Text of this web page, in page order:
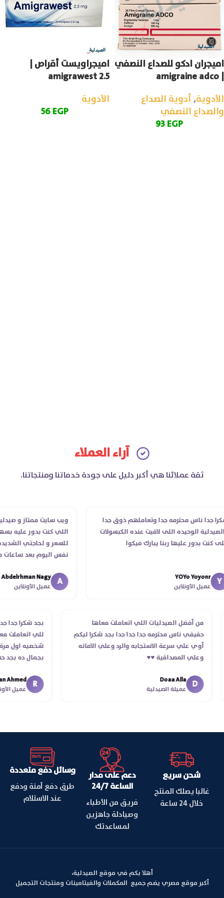
اميجران ادكو للصداع النصفي
| amigraine adco
الأدوية, أدوية الصداع
والصداع النصفي
93EGP
اميجراويست أقراص |
amigrawest 2.5
الأدوية
56EGP
آراء العملاء
ثقة عملائنا هي أكبر دليل على جودة خدماتنا ومنتجاتنا.
جدا ناس محترمه جدا وتعاملهم ذوق جدا
الوحيده اللى لاقيت عنده الكبسولات
بدور عليها ربنا يبارك فيكوا
YOYo Yoyonr
عميل الأونلاين
ويب سايت ممتاز و صيدليه
اللي كنت بدور عليه
للسعر و لحاجتي
نفس اليوم بعد ساعات
انتهاء موعد عمله ..فضل
استلمت ..شكرا جزيلا ليكم
A
Abdelrhman Nagy
عميل الأونلاين
من أفضل الصيدليات اللي اتعاملت معاها
حقيقي ناس محترمه جدا جدا جدا بجد شكرا ليكم
أوي علي سرعة الاستجابه والرد وعلي الامانه
وعلي المصداقية ♥️♥️‏
D
Doaa Alla
عميلة الصيدلية
بجد شكرا
للي
شخصيه اول
بجمال ده
اسكندرية
R
عميل
شحن سريع
غالبا يصلك المنتج
خلال 24 ساعة
دعم على مدار
الساعة 24/7
فريق من الأطباء
وصيادلة جاهزين
لمساعدتك
وسائل دفع متعددة
طرق دفع آمنة ودفع
عند الاستلام
أهلا بكم في موقع الصيدلية،
أكبر موقع مصري يضم جميع المكملات والفيتامينات ومنتجات التجميل